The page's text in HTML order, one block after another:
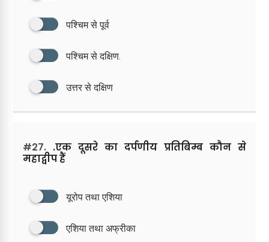
पश्चिम से पूर्व
पश्चिम से दक्षिण.
उत्तर से दक्षिण
#27. .एक दूसरे का दर्पणीय प्रतिबिम्ब कौन से
महाद्वीप हैं
यूरोप तथा एशिया
एशिया तथा अफ्रीका